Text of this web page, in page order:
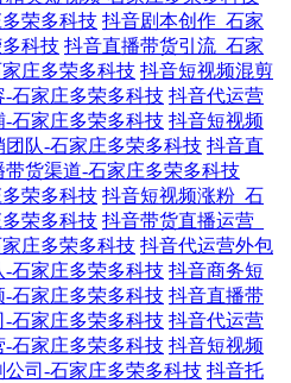
荣多科技 抖音剧本创作_石家
科技 抖音直播带货引流_石家
庄多荣多科技 抖音短视频混剪
-石家庄多荣多科技 抖音代运营
-石家庄多荣多科技 抖音短视频
队-石家庄多荣多科技 抖音直
货渠道-石家庄多荣多科技
荣多科技 抖音短视频涨粉_石
荣多科技 抖音带货直播运营_
庄多荣多科技 抖音代运营外包
-石家庄多荣多科技 抖音商务短
石家庄多荣多科技 抖音直播带
石家庄多荣多科技 抖音代运营
石家庄多荣多科技 抖音短视频
司-石家庄多荣多科技 抖音托